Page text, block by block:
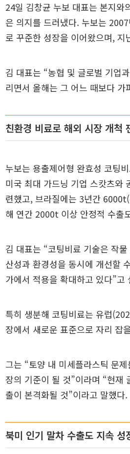
24일 김창균 누보 대표는 본지와
은 의지를 드러냈다. 누보는
로 꾸준한 성장을 이어왔으며,
김 대표는 “농협 및 글로벌 기업
리면서 올해는 그 어느 때보다
친환경 비료로 해외 시장 개척
누보는 용출제어형 완효성 코팅
미국 최대 가드닝 기업 스캇츠와
련했고, 브라질에는 3년간
해 연간 2000t 이상 안정적 수출
김 대표는 “코팅비료 기술은 작
산성과 환경성을 동시에 개선할
가에서 적용을 확대하고 있다”고
특히 생분해 코팅비료는 유럽
장에서 새로운 표준으로 자리 잡
그는 “토양 내 미세플라스틱 문
장의 기준이 될 것”이라며 “현재
출이 본격화될 것”이라고 말했다.
북미 인기 말차 수출도 지속 성